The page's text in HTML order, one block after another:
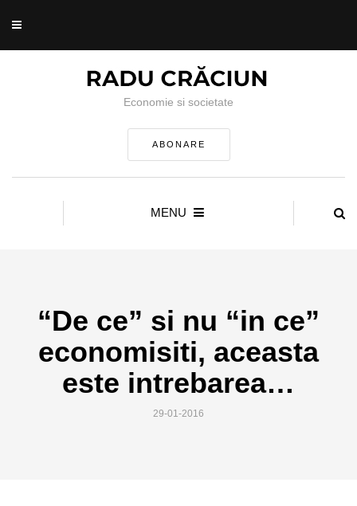
Economie si societate
ABONARE
MENU
“De ce” si nu “in ce”
economisiti, aceasta
este intrebarea…
29-01-2016